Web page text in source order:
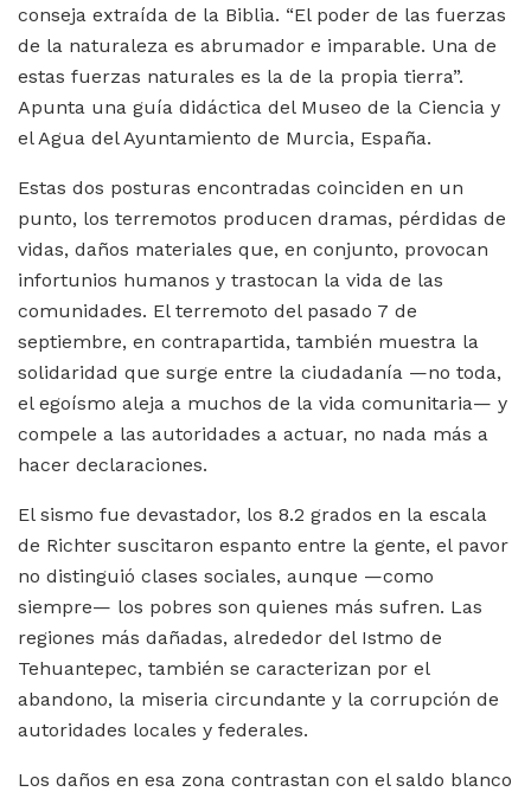
conseja extraída de la Biblia. “El poder de las fuerzas
de la naturaleza es abrumador e imparable. Una de
estas fuerzas naturales es la de la propia tierra”.
Apunta una guía didáctica del Museo de la Ciencia y
el Agua del Ayuntamiento de Murcia, España.
Estas dos posturas encontradas coinciden en un
punto, los terremotos producen dramas, pérdidas de
vidas, daños materiales que, en conjunto, provocan
infortunios humanos y trastocan la vida de las
comunidades. El terremoto del pasado 7 de
septiembre, en contrapartida, también muestra la
solidaridad que surge entre la ciudadanía —no toda,
el egoísmo aleja a muchos de la vida comunitaria— y
compele a las autoridades a actuar, no nada más a
hacer declaraciones.
El sismo fue devastador, los 8.2 grados en la escala
de Richter suscitaron espanto entre la gente, el pavor
no distinguió clases sociales, aunque —como
siempre— los pobres son quienes más sufren. Las
regiones más dañadas, alrededor del Istmo de
Tehuantepec, también se caracterizan por el
abandono, la miseria circundante y la corrupción de
autoridades locales y federales.
Los daños en esa zona contrastan con el saldo blanco